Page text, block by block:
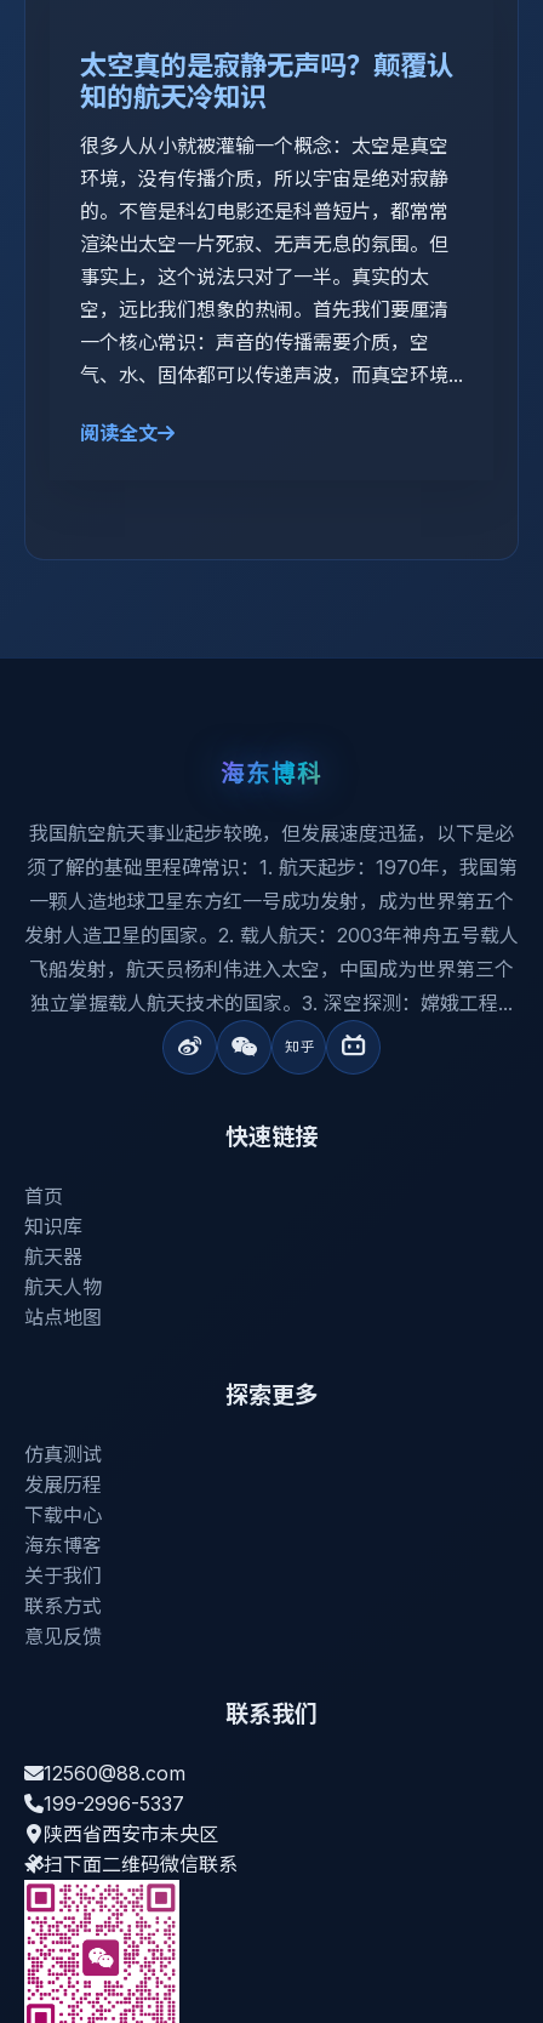
太空真的是寂静无声吗？颠覆认
知的航天冷知识
很多人从小就被灌输一个概念：太空是真空
环境，没有传播介质，所以宇宙是绝对寂静
的。不管是科幻电影还是科普短片，都常常
渲染出太空一片死寂、无声无息的氛围。但
事实上，这个说法只对了一半。真实的太
空，远比我们想象的热闹。首先我们要厘清
一个核心常识：声音的传播需要介质，空
气、水、固体都可以传递声波，而真空环境...
阅读全文
海东博科
我国航空航天事业起步较晚，但发展速度迅猛，以下是必
须了解的基础里程碑常识：1. 航天起步：1970年，我国第
一颗人造地球卫星东方红一号成功发射，成为世界第五个
发射人造卫星的国家。2. 载人航天：2003年神舟五号载人
飞船发射，航天员杨利伟进入太空，中国成为世界第三个
独立掌握载人航天技术的国家。3. 深空探测：嫦娥工程...
快速链接
首页
知识库
航天器
航天人物
站点地图
探索更多
仿真测试
发展历程
下载中心
海东博客
关于我们
联系方式
意见反馈
联系我们
12560@88.com
199-2996-5337
陕西省西安市未央区
扫下面二维码微信联系